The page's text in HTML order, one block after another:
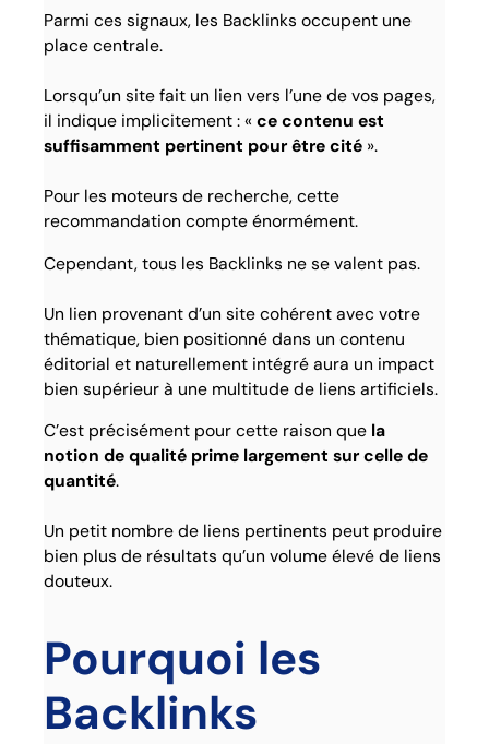
Parmi ces signaux, les Backlinks occupent une
place centrale.
Lorsqu’un site fait un lien vers l’une de vos pages,
il indique implicitement : «ce contenu est
suffisamment pertinent pour être cité ».
Pour les moteurs de recherche, cette
recommandation compte énormément.
Cependant, tous les Backlinks ne se valent pas.
Un lien provenant d’un site cohérent avec votre
thématique, bien positionné dans un contenu
éditorial et naturellement intégré aura un impact
bien supérieur à une multitude de liens artificiels.
C’est précisément pour cette raison que la
notion de qualité prime largement sur celle de
quantité.
Un petit nombre de liens pertinents peut produire
bien plus de résultats qu’un volume élevé de liens
douteux.
Pourquoi les
Backlinks